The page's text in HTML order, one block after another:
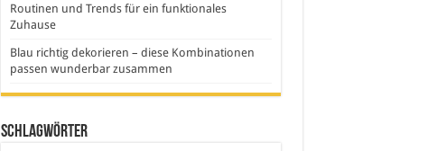
Routinen und Trends für ein funktionales
Zuhause
Blau richtig dekorieren – diese Kombinationen
passen wunderbar zusammen
Schlagwörter